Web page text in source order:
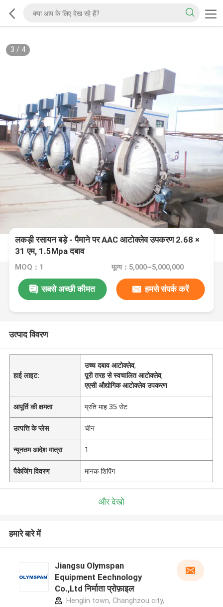
3 / 4
लकड़ी रसायन बड़े - पैमाने पर AAC आटोक्लेव उपकरण 2.68 ×
31 एम, 1.5Mpa दबाव
MOQ：1 मूल्य：5,000~5,000,000
सबसे अच्छी कीमत हमसे संपर्क करें
उत्पाद विवरण
हाई लाइट:
उच्च दबाव आटोक्लेव,
पूरी तरह से स्वचालित आटोक्लेव,
एएसी औद्योगिक आटोक्लेव उपकरण
आपूर्ति की क्षमता प्रति माह 35 सेट
उत्पत्ति के प्लेस चीन
न्यूनतम आदेश मात्रा 1
पैकेजिंग विवरण मानक शिपिंग
और देखो
हमारे बारे में
Jiangsu Olymspan
Equipment Eechnology
Co.,Ltd निर्माता प्रोफ़ाइल
Henglin town, Changhzou city,